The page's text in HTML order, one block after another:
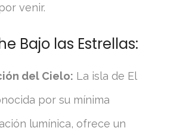
venir.
Bajo las Estrellas:
del Cielo: La isla de El
por su mínima
lumínica, ofrece un